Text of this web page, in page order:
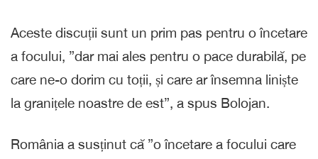
Aceste discuții sunt un prim pas pentru o încetare
a focului, ”dar mai ales pentru o pace durabilă, pe
care ne-o dorim cu toții, și care ar însemna liniște
la granițele noastre de est”, a spus Bolojan.
România a susținut că ”o încetare a focului care